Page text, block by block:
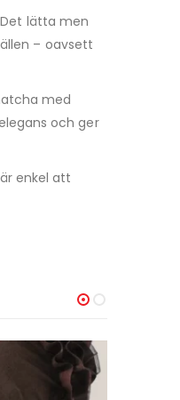
lätta men
– oavsett
med
och ger
enkel att